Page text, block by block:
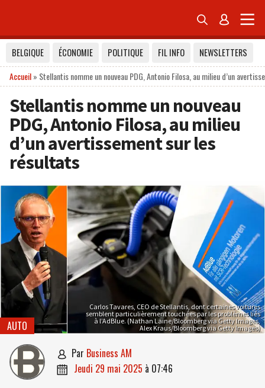
 
BELGIQUE ÉCONOMIE POLITIQUE FIL INFO
NEWSLETTERS
Accueil» Stellantis nomme un nouveau PDG, Antonio Filosa, au milieu d’un
Stellantis nomme un nouveau
PDG, Antonio Filosa, au milieu
d’un avertissement sur les
résultats
Carlos Tavares, CEO de Stellantis, dont certaines voitures
semblent particulièrement touchées par les problèmes liés
à l’AdBlue. (Nathan Laine/Bloomberg via Getty Images,
Alex Kraus/Bloomberg via Getty Images)
AUTO
 par Business AM
 jeudi 29 mai 2025 à 07:46